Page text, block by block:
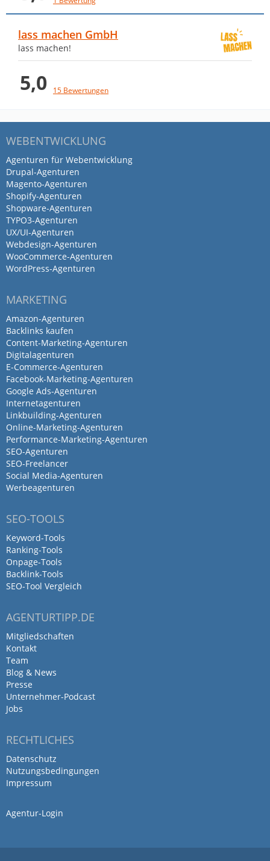
lass machen GmbH
lass machen!
5,0 15 Bewertungen
WEBENTWICKLUNG
Agenturen für Webentwicklung
Drupal-Agenturen
Magento-Agenturen
Shopify-Agenturen
Shopware-Agenturen
TYPO3-Agenturen
UX/UI-Agenturen
Webdesign-Agenturen
WooCommerce-Agenturen
WordPress-Agenturen
MARKETING
Amazon-Agenturen
Backlinks kaufen
Content-Marketing-Agenturen
Digitalagenturen
E-Commerce-Agenturen
Facebook-Marketing-Agenturen
Google Ads-Agenturen
Internetagenturen
Linkbuilding-Agenturen
Online-Marketing-Agenturen
Performance-Marketing-Agenturen
SEO-Agenturen
SEO-Freelancer
Social Media-Agenturen
Werbeagenturen
SEO-TOOLS
Keyword-Tools
Ranking-Tools
Onpage-Tools
Backlink-Tools
SEO-Tool Vergleich
AGENTURTIPP.DE
Mitgliedschaften
Kontakt
Team
Blog & News
Presse
Unternehmer-Podcast
Jobs
RECHTLICHES
Datenschutz
Nutzungsbedingungen
Impressum
Agentur-Login